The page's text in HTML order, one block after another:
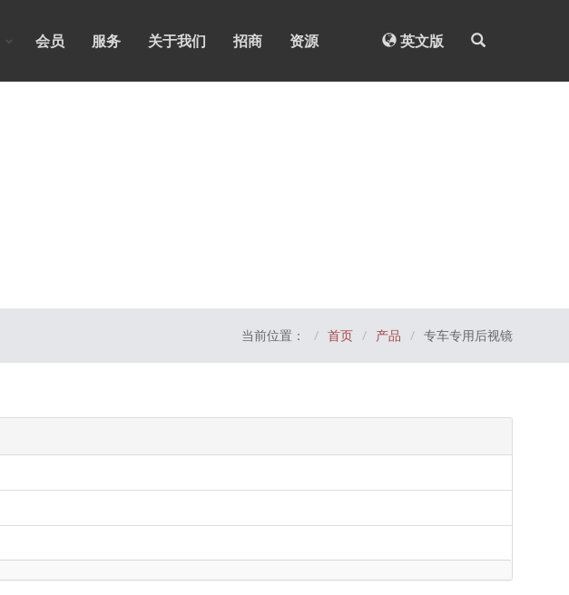
会员 服务 关于我们 招商 资源 英文版
当前位置： 首页 产品 专车专用后视镜